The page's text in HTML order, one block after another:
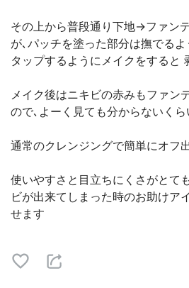
その上から普段通り下地→ファン
が､パッチを塗った部分は撫でる
タップするようにメイクをすると
メイク後はニキビの赤みもファン
ので､よーく見ても分からないく
通常のクレンジングで簡単にオフ
使いやすさと目立ちにくさがとて
ビが出来てしまった時のお助けア
せます